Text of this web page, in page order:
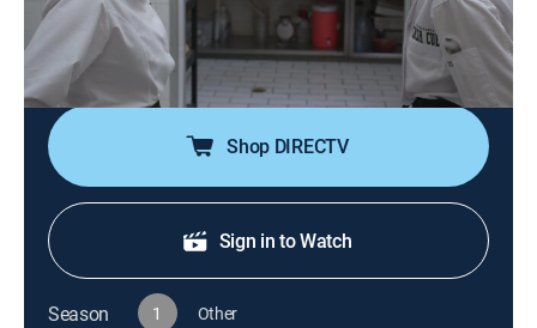
los planes que tiene Eva para sabotearla y la enfrenta.
Leonel le pide a Germán que termine la relación con
Aura. Mónica decide renunciar a la editorial.
Shop DIRECTV
Sign in to Watch
Season 1 Other